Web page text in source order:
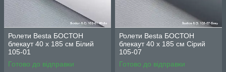
Ролети Besta БОСТОН
блекаут 40 х 185 см Білий
105-01
Готово до відправки
Ролети Besta БОСТОН
блекаут 40 х 185 см Сірий
105-07
Готово до відправки